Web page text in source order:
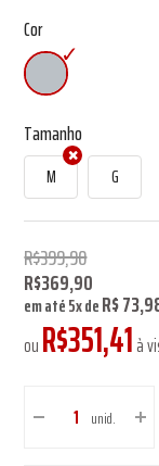
Cor
Tamanho
M G
R$399,90
R$369,90
em até5xdeR$
ouR$351,41à
unid.